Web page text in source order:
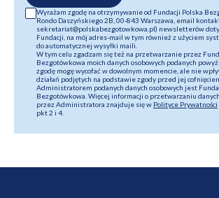
Wyrażam zgodę na otrzymywanie od Fundacji Polska
Rondo Daszyńskiego 2B, 00-843 Warszawa, email
sekretariat@polskabezgotowkowa.pl) newsletterów
Fundacji, na mój adres-mail w tym również z użyciem
do automatycznej wysyłki maili.
W tym celu zgadzam się też na przetwarzanie przez
Bezgotówkowa moich danych osobowych podanych
zgodę mogę wycofać w dowolnym momencie, ale nie
działań podjętych na podstawie zgody przed jej
Administratorem podanych danych osobowych jest
Bezgotówkowa. Więcej informacji o przetwarzaniu
przez Administratora znajduje się w Polityce Prywatności
pkt 2 i 4.